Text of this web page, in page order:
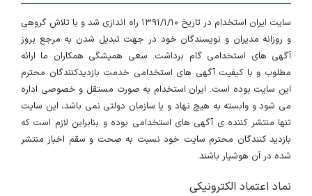
سایت ایران استخدام در تاریخ ۱۳۹۱/۱/۱۰ راه اندازی شد و با تلاش گروهی
و روزانه مدیران و نویسندگان خود در جهت تبدیل شدن به مرجع بروز
آگهی های استخدامی گام برداشت. سعی همیشگی همکاران ما ارائه
مطلوب و با کیفیت آگهی های استخدامی خدمت بازدیدکنندگان محترم
این سایت بوده است. ایران استخدام به صورت مستقل و خصوصی اداره
می شود و وابسته به هیچ نهاد و یا سازمان دولتی نمی باشد، این سایت
تنها منتشر کننده ی آگهی های استخدامی بوده و بنابراین لازم است که
بازدید کنندگان محترم سایت خود نسبت به صحت و سقم اخبار منتشر
شده در آن هوشیار باشند.
نماد اعتماد الکترونیکی